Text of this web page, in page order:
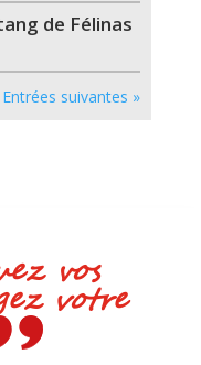
de Félinas
Entrées suivantes »
vos
votre